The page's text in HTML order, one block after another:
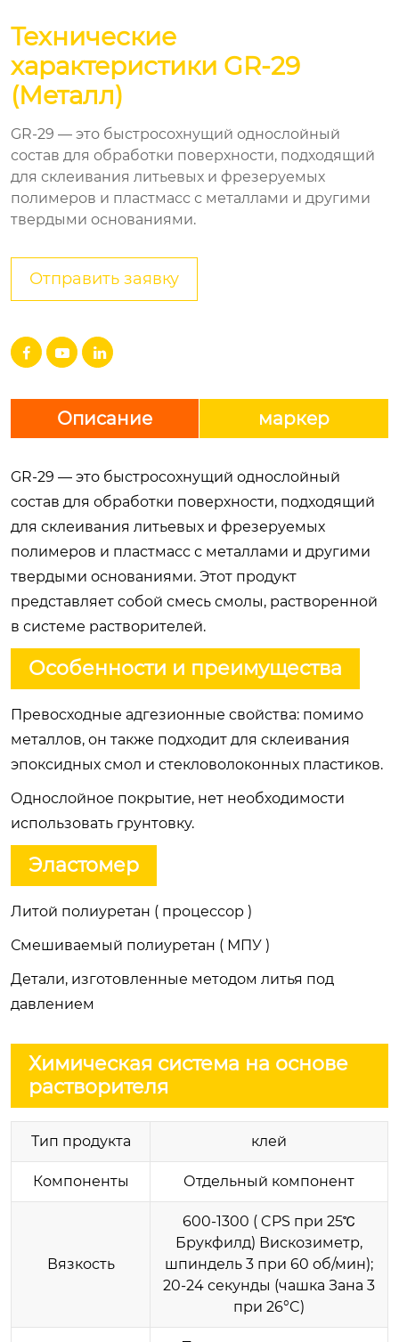
Технические
характеристики GR-29
(Металл)
GR-29 — это быстросохнущий однослойный
состав для обработки поверхности, подходящий
для склеивания литьевых и фрезеруемых
полимеров и пластмасс с металлами и другими
твердыми основаниями.
Отправить заявку
  
Описание маркер
GR-29 — это быстросохнущий однослойный
состав для обработки поверхности, подходящий
для склеивания литьевых и фрезеруемых
полимеров и пластмасс с металлами и другими
твердыми основаниями. Этот продукт
представляет собой смесь смолы, растворенной
в системе растворителей.
Особенности и преимущества
Превосходные адгезионные свойства: помимо
металлов, он также подходит для склеивания
эпоксидных смол и стекловолоконных пластиков.
Однослойное покрытие, нет необходимости
использовать грунтовку.
Эластомер
Литой полиуретан ( процессор )
Смешиваемый полиуретан ( МПУ )
Детали, изготовленные методом литья под
давлением
Химическая система на основе
растворителя
Тип продукта клей
Компоненты Отдельный компонент
Вязкость
600-1300 ( CPS при 25℃
Брукфилд) Вискозиметр,
шпиндель 3 при 60 об/мин);
20-24 секунды (чашка Зана 3
при 26°C)